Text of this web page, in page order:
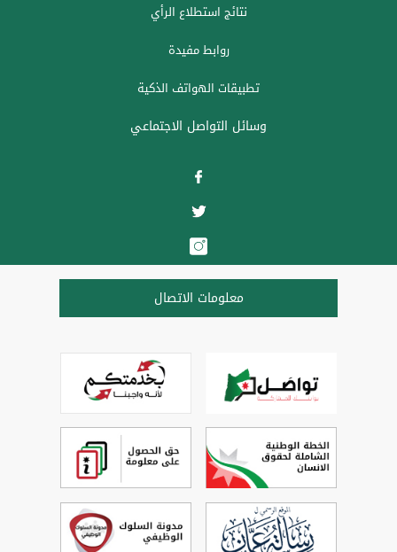
نتائج استطلاع الرأي
روابط مفيدة
تطبيقات الهواتف الذكية
وسائل التواصل الاجتماعي
معلومات الاتصال